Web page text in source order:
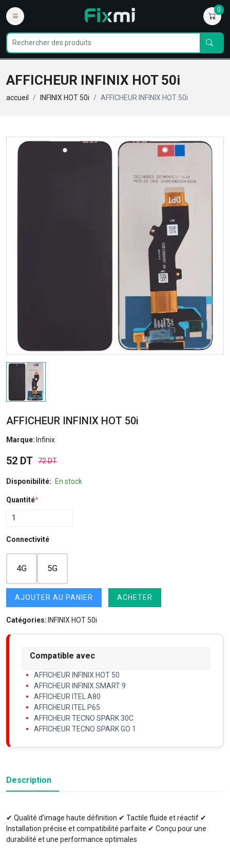
0
AFFICHEUR INFINIX HOT 50i
accueil INFINIX HOT 50i AFFICHEUR INFINIX HOT 50i
AFFICHEUR INFINIX HOT 50i
Marque: Infinix
52 DT 72 DT
Disponibilité: En stock
Quantité*
Connectivité
4G 5G
AJOUTER AU PANIER ACHETER
Catégories: INFINIX HOT 50i
Compatible avec
AFFICHEUR INFINIX HOT 50
AFFICHEUR INFINIX SMART 9
AFFICHEUR ITEL A80
AFFICHEUR ITEL P65
AFFICHEUR TECNO SPARK 30C
AFFICHEUR TECNO SPARK GO 1
Description
✔ Qualité d’image haute définition ✔ Tactile fluide et réactif ✔
Installation précise et compatibilité parfaite ✔ Conçu pour une
durabilité et une performance optimales